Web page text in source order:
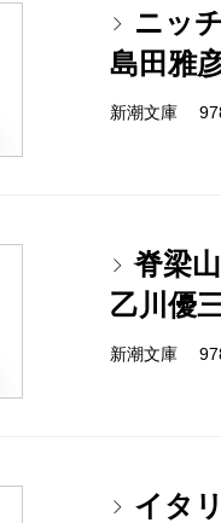
ニッ
島田雅
新潮文庫
脊梁
乙川優
新潮文庫
イタ